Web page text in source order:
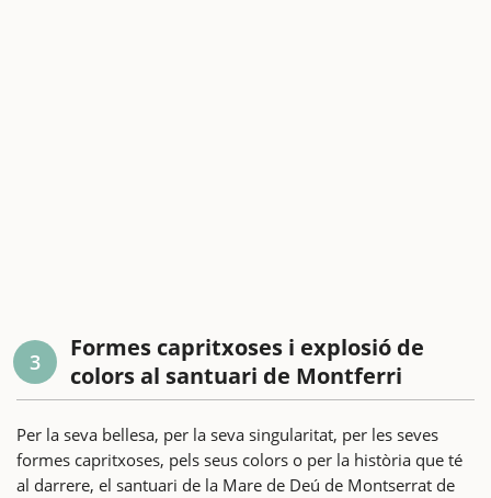
3
Formes capritxoses i explosió de
colors al santuari de Montferri
Per la seva bellesa, per la seva singularitat, per les seves
formes capritxoses, pels seus colors o per la història que té
al darrere, el santuari de la Mare de Deú de Montserrat de